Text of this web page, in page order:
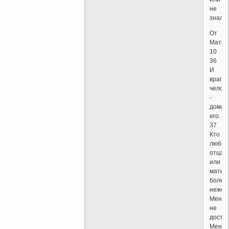
не
От
10
36
И
враги
-
его.
37
Кто
любит
отца
или
мать
более,
Меня,
не
Меня;